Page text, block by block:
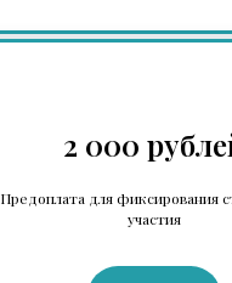
2 000
Предоплата для фиксирования
участия